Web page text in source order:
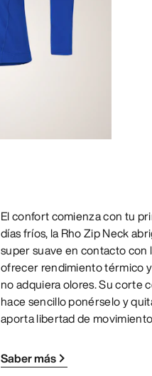
El confort comienza con tu
días fríos, la Rho Zip Neck
super suave en contacto con
ofrecer rendimiento térmico
no adquiera olores. Su corte
hace sencillo ponérselo y
aporta libertad de
Saber más